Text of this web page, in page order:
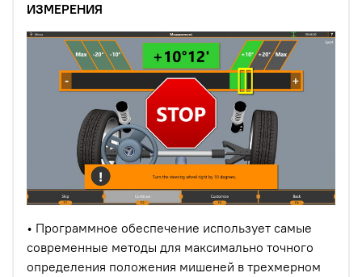
ИЗМЕРЕНИЯ
• Программное обеспечение использует самые
современные методы для максимально точного
определения положения мишеней в трехмерном